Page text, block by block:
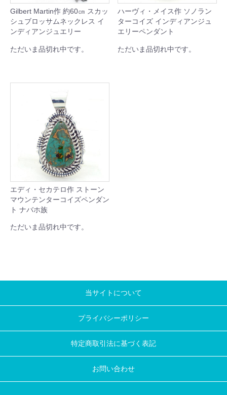
Gilbert Martin作 約60㎝ スカッ
シュブロッサムネックレス イ
ンディアンジュエリー
ただいま品切れ中です。
ハーヴィ・メイス作 ソノラン
ターコイズ インディアンジュ
エリーペンダント
ただいま品切れ中です。
エディ・セカテロ作 ストーン
マウンテンターコイズペンダン
ト ナバホ族
ただいま品切れ中です。
当サイトについて
プライバシーポリシー
特定商取引法に基づく表記
お問い合わせ